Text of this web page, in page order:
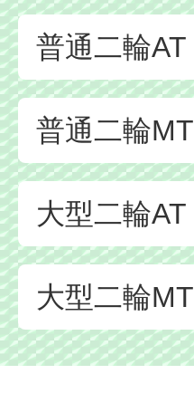
普通二輪AT
普通二輪MT
大型二輪AT
大型二輪MT